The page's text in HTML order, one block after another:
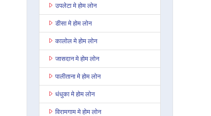
उपलेटा मे होम लोन
डीसा मे होम लोन
कालोल मे होम लोन
जासदान मे होम लोन
पालीताना मे होम लोन
धंधुका मे होम लोन
विरामगाम मे होम लोन